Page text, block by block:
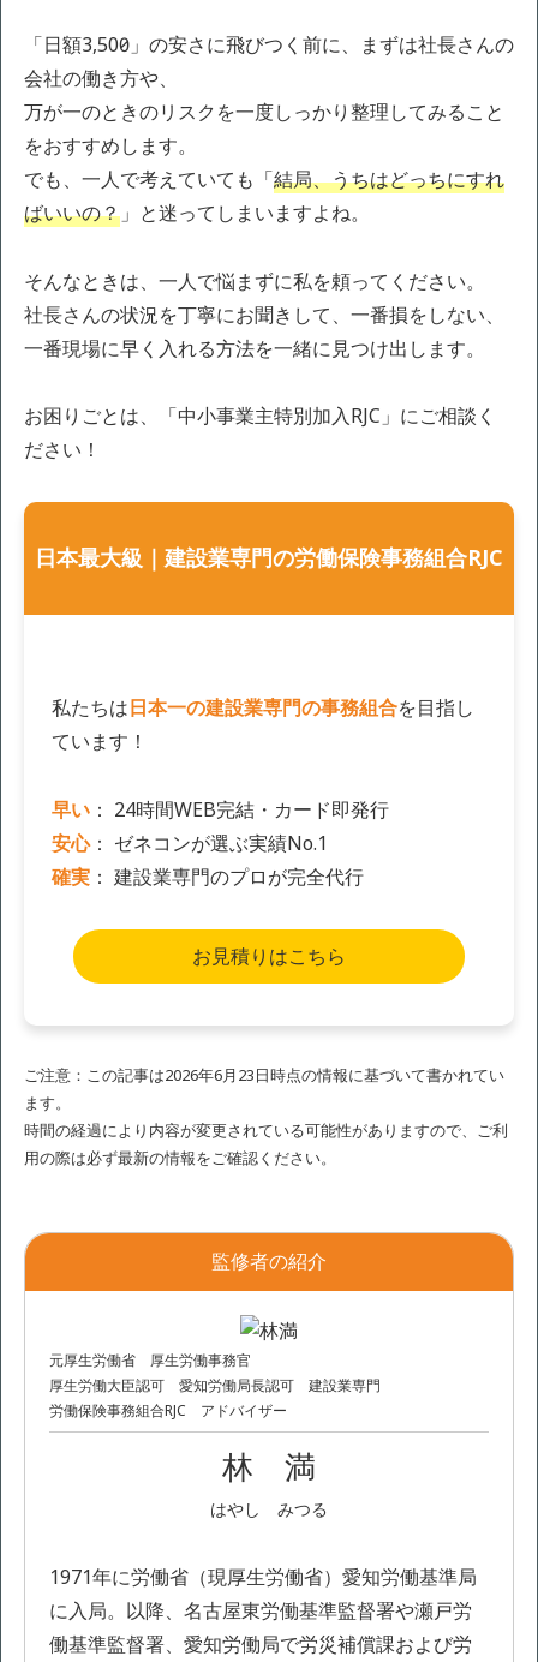
「日額3,500円」の安さに飛びつく前に、まずは社長さんの
会社の働き方や、
万が一のときのリスクを一度しっかり整理してみること
をおすすめします。
でも、一人で考えていても「結局、うちはどっちにすれ
ばいいの？ 」と迷ってしまいますよね。
そんなときは、一人で悩まずに私を頼ってください。
社長さんの状況を丁寧にお聞きして、一番損をしない、
一番現場に早く入れる方法を一緒に見つけ出します。
お困りごとは、「中小事業主特別加入RJC」にご相談く
ださい！
日本最大級｜建設業専門の労働保険事務組合RJC
私たちは日本一の建設業専門の事務組合を目指し
ています！
早い： 24時間WEB完結・カード即発行
安心： ゼネコンが選ぶ実績No.1
確実： 建設業専門のプロが完全代行
お見積りはこちら
ご注意：この記事は2026年6月23日時点の情報に基づいて書かれてい
ます。
時間の経過により内容が変更されている可能性がありますので、ご利
用の際は必ず最新の情報をご確認ください。
監修者の紹介
元厚生労働省 厚生労働事務官
厚生労働大臣認可 愛知労働局長認可 建設業専門
労働保険事務組合RJC アドバイザー
林 満
はやし みつる
1971年に労働省（現厚生労働省）愛知労働基準局
に入局。以降、名古屋東労働基準監督署や瀬戸労
働基準監督署、愛知労働局で労災補償課および労